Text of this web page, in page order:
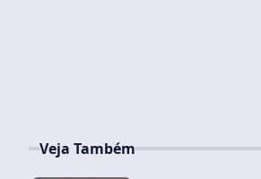
Veja Também